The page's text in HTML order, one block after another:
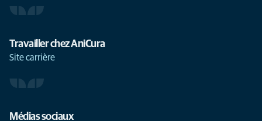
Travailler chez AniCura
Site carrière
Médias sociaux